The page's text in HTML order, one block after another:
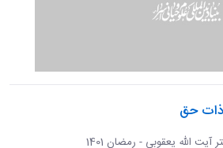
حق
آیت الله یعقوبی - رمضان 1401